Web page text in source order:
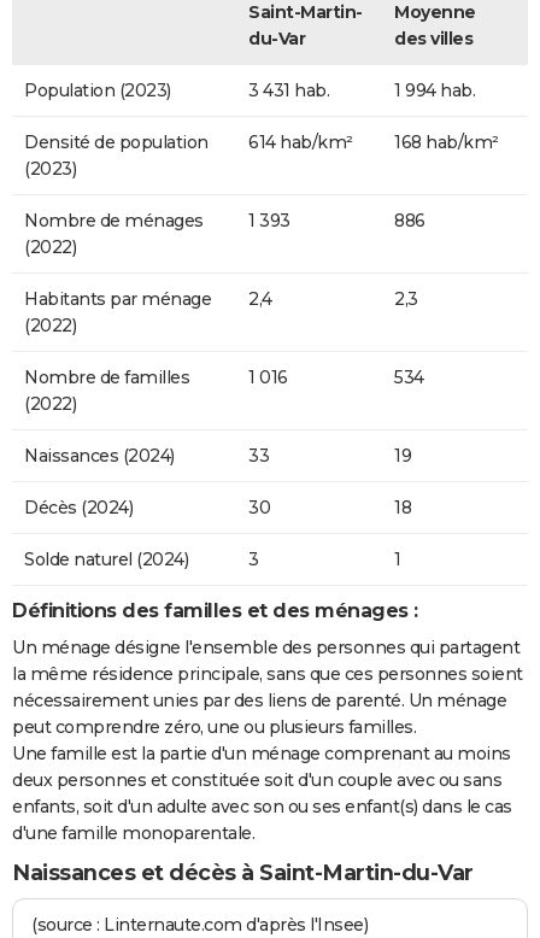
Saint-Martin-
du-Var
Moyenne
des villes
Population (2023) 3 431 hab. 1 994 hab.
Densité de population
(2023)
614 hab/km² 168 hab/km²
Nombre de ménages
(2022)
1 393 886
Habitants par ménage
(2022)
2,4 2,3
Nombre de familles
(2022)
1 016 534
Naissances (2024) 33 19
Décès (2024) 30 18
Solde naturel (2024) 3 1
Définitions des familles et des ménages :
Un ménage désigne l'ensemble des personnes qui partagent
la même résidence principale, sans que ces personnes soient
nécessairement unies par des liens de parenté. Un ménage
peut comprendre zéro, une ou plusieurs familles.
Une famille est la partie d'un ménage comprenant au moins
deux personnes et constituée soit d'un couple avec ou sans
enfants, soit d'un adulte avec son ou ses enfant(s) dans le cas
d'une famille monoparentale.
Naissances et décès à Saint-Martin-du-Var
(source : Linternaute.com d'après l'Insee)